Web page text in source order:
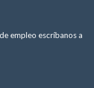
empleo escríbanos a